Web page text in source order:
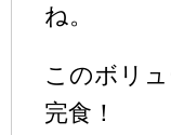
ね。
このボリ
完食！